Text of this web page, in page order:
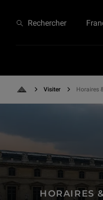
Rechercher
Retour à
Visiter Horaires
HORAIRES